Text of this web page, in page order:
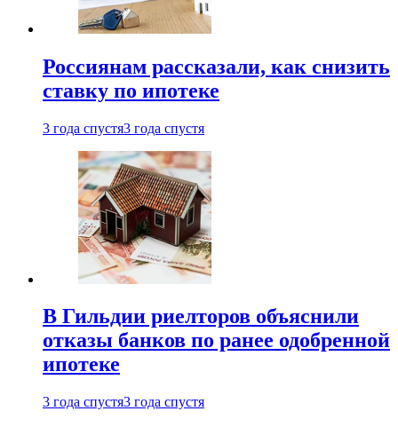
Россиянам рассказали, как снизить
ставку по ипотеке
3 года спустя3 года спустя
В Гильдии риелторов объяснили
отказы банков по ранее одобренной
ипотеке
3 года спустя3 года спустя